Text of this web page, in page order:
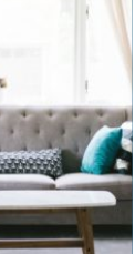
till att
plats